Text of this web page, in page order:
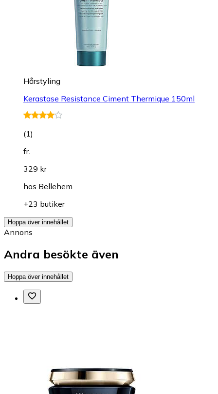
Hårstyling
Kerastase Resistance Ciment Thermique 150ml
(1)
fr.
329 kr
hos Bellehem
+23 butiker
Hoppa över innehållet
Annons
Andra besökte även
Hoppa över innehållet